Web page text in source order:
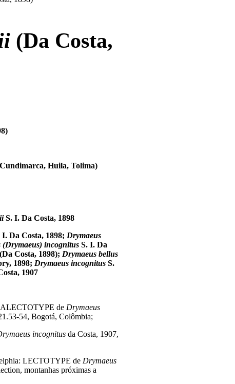
(Da Costa,
Huila, Tolima)
S. I. Da Costa, 1898
Da Costa, 1898; Drymaeus
(Drymaeus) incognitus S. I. Da
Costa, 1898); Drymaeus bellus
1898; Drymaeus incognitus S.
1907
de Drymaeus
54, Bogotá, Colômbia;
incognitus da Costa, 1907,
LECTOTYPE de Drymaeus
montanhas próximas a